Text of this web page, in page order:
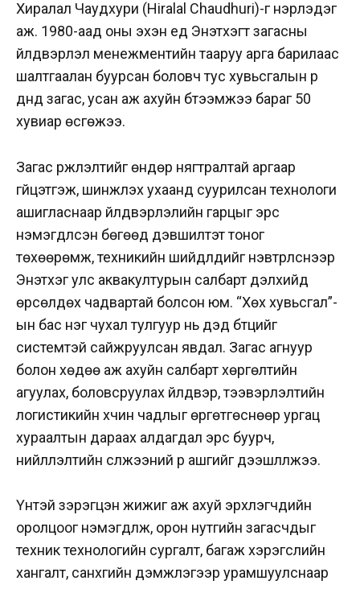
Хиралал Чаудхури (Hiralal Chaudhuri)-г нэрлэдэг
аж. 1980-аад оны эхэн үед Энэтхэгт загасны
үйлдвэрлэл менежментийн тааруу арга барилаас
шалтгаалан буурсан боловч тус хувьсгалын үр
дүнд загас, усан аж ахуйн бүтээмжээ бараг 50
хувиар өсгөжээ.
Загас үржүүлэлтийг өндөр нягтралтай аргаар
гүйцэтгэж, шинжлэх ухаанд суурилсан технологи
ашигласнаар үйлдвэрлэлийн гарцыг эрс
нэмэгдүүлсэн бөгөөд дэвшилтэт тоног
төхөөрөмж, техникийн шийдлүүдийг нэвтрүүлснээр
Энэтхэг улс аквакултурын салбарт дэлхийд
өрсөлдөх чадвартай болсон юм. “Хөх хувьсгал”-
ын бас нэг чухал тулгуур нь дэд бүтцийг
системтэй сайжруулсан явдал. Загас агнуур
болон хөдөө аж ахуйн салбарт хөргөлтийн
агуулах, боловсруулах үйлдвэр, тээвэрлэлтийн
логистикийн хүчин чадлыг өргөтгөснөөр ургац
хураалтын дараах алдагдал эрс буурч,
нийлүүлэлтийн сүлжээний үр ашгийг дээшлүүлжээ.
Үүнтэй зэрэгцэн жижиг аж ахуй эрхлэгчдийн
оролцоог нэмэгдүүлж, орон нутгийн загасчдыг
техник технологийн сургалт, багаж хэрэгслийн
хангалт, санхүүгийн дэмжлэгээр урамшуулснаар